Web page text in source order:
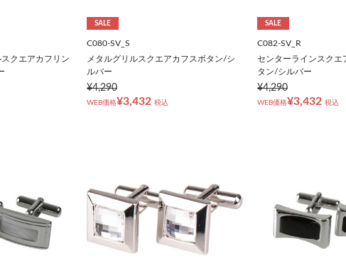
クエアカフリン
SALE
C080-SV_S
メタルグリルスクエアカフスボタン/シ
ルバー
¥4,290
WEB価格¥3,432 税込
SALE
C082-SV_R
センターラインスクエ
タン/シルバー
¥4,290
WEB価格¥3,432 税込